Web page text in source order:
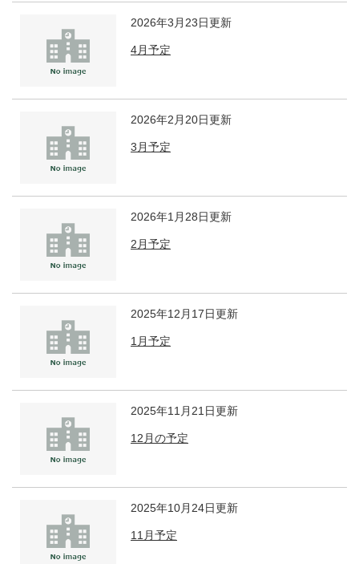
2026年3月23日更新
4月予定
2026年2月20日更新
3月予定
2026年1月28日更新
2月予定
2025年12月17日更新
1月予定
2025年11月21日更新
12月の予定
2025年10月24日更新
11月予定